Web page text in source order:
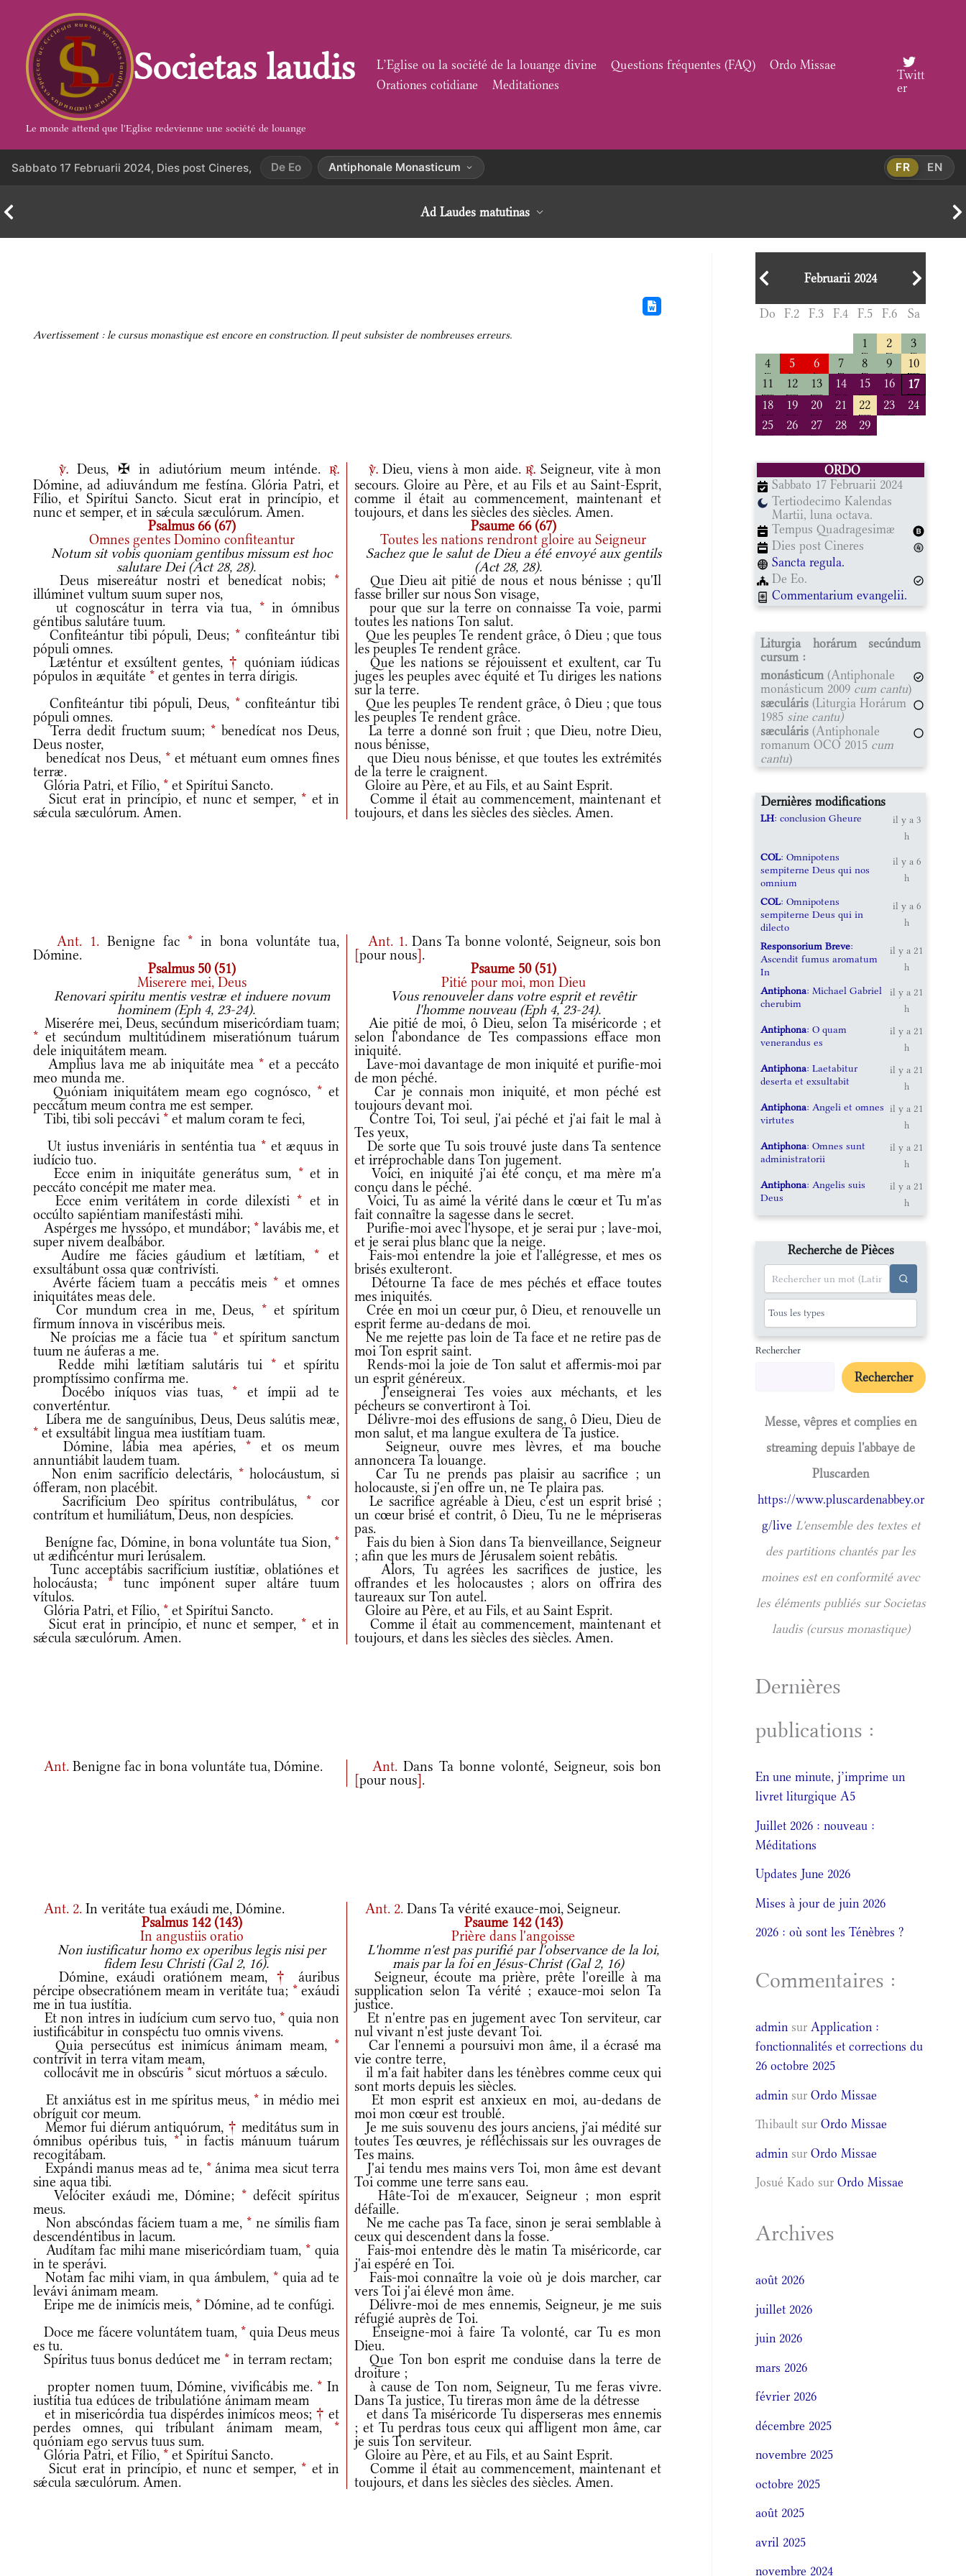
contenu
Societas laudis
Le monde attend que l'Eglise redevienne une société de louange
L’Eglise ou la société de la louange divine Questions fréquentes (FAQ)
Ordo Missae
Orationes cotidiane
Meditationes
Twitt
er
Sabbato 17 Februarii 2024, Dies post Cineres, De Eo Antiphonale Monasticum FR EN
Ad Laudes matutinas
Avertissement : le cursus monastique est encore en construction. Il peut subsister de nombreuses erreurs.
v. Deus, ✠ in adiutórium meum inténde.r.
Dómine, ad adiuvándum me festína. Glória Patri, et
Fílio, et Spirítui Sancto. Sicut erat in princípio, et
nunc et semper, et in sǽcula sæculórum. Amen.
v.Dieu, viens à mon aide.r. Seigneur, vite à mon
secours. Gloire au Père, et au Fils et au Saint-Esprit,
comme il était au commencement, maintenant et
toujours, et dans les siècles des siècles. Amen.
Psalmus 66 (67)
Psaume 66 (67)
Omnes gentes Domino confiteantur
Toutes les nations rendront gloire au Seigneur
Notum sit vobis quoniam gentibus missum est hoc
salutare Dei (Act 28, 28).
Sachez que le salut de Dieu a été envoyé aux gentils
(Act 28, 28).
Deus misereátur nostri et benedícat nobis; *
illúminet vultum suum super nos,
Que Dieu ait pitié de nous et nous bénisse ; qu'Il
fasse briller sur nous Son visage,
ut cognoscátur in terra via tua, *in ómnibus
géntibus salutáre tuum.
pour que sur la terre on connaisse Ta voie, parmi
toutes les nations Ton salut.
Confiteántur tibi pópuli, Deus; *confiteántur tibi
pópuli omnes.
Que les peuples Te rendent grâce, ô Dieu ; que tous
les peuples Te rendent grâce.
Læténtur et exsúltent gentes, † quóniam iúdicas
pópulos in æquitáte * et gentes in terra dírigis.
Que les nations se réjouissent et exultent, car Tu
juges les peuples avec équité et Tu diriges les nations
sur la terre.
Confiteántur tibi pópuli, Deus, *confiteántur tibi
pópuli omnes.
Que les peuples Te rendent grâce, ô Dieu ; que tous
les peuples Te rendent grâce.
Terra dedit fructum suum; * benedícat nos Deus,
Deus noster,
La terre a donné son fruit ; que Dieu, notre Dieu,
nous bénisse,
benedícat nos Deus, * et métuant eum omnes fines
terræ.
que Dieu nous bénisse, et que toutes les extrémités
de la terre le craignent.
Glória Patri, et Fílio, * et Spirítui Sancto.
Gloire au Père, et au Fils, et au Saint Esprit.
Sicut erat in princípio, et nunc et semper, * et in
sǽcula sæculórum. Amen.
Comme il était au commencement, maintenant et
toujours, et dans les siècles des siècles. Amen.
Ant. 1. Benigne fac * in bona voluntáte tua,
Dómine.
Ant. 1. Dans Ta bonne volonté, Seigneur, sois bon
[pour nous].
Psalmus 50 (51)
Psaume 50 (51)
Miserere mei, Deus
Pitié pour moi, mon Dieu
Renovari spiritu mentis vestræ et induere novum
hominem (Eph 4, 23-24).
Vous renouveler dans votre esprit et revêtir
l'homme nouveau (Eph 4, 23-24).
Miserére mei, Deus, secúndum misericórdiam tuam;
* et secúndum multitúdinem miseratiónum tuárum
dele iniquitátem meam.
Aie pitié de moi, ô Dieu, selon Ta miséricorde ; et
selon l'abondance de Tes compassions efface mon
iniquité.
Amplius lava me ab iniquitáte mea *et a peccáto
meo munda me.
Lave-moi davantage de mon iniquité et purifie-moi
de mon péché.
Quóniam iniquitátem meam ego cognósco, *et
peccátum meum contra me est semper.
Car je connais mon iniquité, et mon péché est
toujours devant moi.
Tibi, tibi soli peccávi * et malum coram te feci,
Contre Toi, Toi seul, j'ai péché et j'ai fait le mal à
Tes yeux,
Ut iustus inveniáris in senténtia tua * et æquus in
iudício tuo.
De sorte que Tu sois trouvé juste dans Ta sentence
et irréprochable dans Ton jugement.
Ecce enim in iniquitáte generátus sum, *et in
peccáto concépit me mater mea.
Voici, en iniquité j'ai été conçu, et ma mère m'a
conçu dans le péché.
Ecce enim veritátem in corde dilexísti * et in
occúlto sapiéntiam manifestásti mihi.
Voici, Tu as aimé la vérité dans le cœur et Tu m'as
fait connaître la sagesse dans le secret.
Aspérges me hyssópo, et mundábor; *lavábis me, et
super nivem dealbábor.
Purifie-moi avec l'hysope, et je serai pur ; lave-moi,
et je serai plus blanc que la neige.
Audíre me fácies gáudium et lætítiam, * et
exsultábunt ossa quæ contrivísti.
Fais-moi entendre la joie et l'allégresse, et mes os
brisés exulteront.
Avérte fáciem tuam a peccátis meis * et omnes
iniquitátes meas dele.
Détourne Ta face de mes péchés et efface toutes
mes iniquités.
Cor mundum crea in me, Deus, *et spíritum
fírmum ínnova in viscéribus meis.
Crée en moi un cœur pur, ô Dieu, et renouvelle un
esprit ferme au-dedans de moi.
Ne proícias me a fácie tua *et spíritum sanctum
tuum ne áuferas a me.
Ne me rejette pas loin de Ta face et ne retire pas de
moi Ton esprit saint.
Redde mihi lætítiam salutáris tui *et spíritu
promptíssimo confírma me.
Rends-moi la joie de Ton salut et affermis-moi par
un esprit généreux.
Docébo iníquos vias tuas, * et ímpii ad te
converténtur.
J'enseignerai Tes voies aux méchants, et les
pécheurs se convertiront à Toi.
Líbera me de sanguínibus, Deus, Deus salútis meæ,
* et exsultábit lingua mea iustítiam tuam.
Délivre-moi des effusions de sang, ô Dieu, Dieu de
mon salut, et ma langue exultera de Ta justice.
Dómine, lábia mea apéries, * et os meum
annuntiábit laudem tuam.
Seigneur, ouvre mes lèvres, et ma bouche
annoncera Ta louange.
Non enim sacrifício delectáris, *holocáustum, si
ófferam, non placébit.
Car Tu ne prends pas plaisir au sacrifice ; un
holocauste, si j'en offre un, ne Te plaira pas.
Sacrifícium Deo spíritus contribulátus, * cor
contrítum et humiliátum, Deus, non despícies.
Le sacrifice agréable à Dieu, c'est un esprit brisé ;
un cœur brisé et contrit, ô Dieu, Tu ne le mépriseras
pas.
Benígne fac, Dómine, in bona voluntáte tua Sion, *
ut ædificéntur muri Ierúsalem.
Fais du bien à Sion dans Ta bienveillance, Seigneur
; afin que les murs de Jérusalem soient rebâtis.
Tunc acceptábis sacrifícium iustítiæ, oblatiónes et
holocáusta; *tunc impónent super altáre tuum
vítulos.
Alors, Tu agrées les sacrifices de justice, les
offrandes et les holocaustes ; alors on offrira des
taureaux sur Ton autel.
Glória Patri, et Fílio, * et Spirítui Sancto.
Gloire au Père, et au Fils, et au Saint Esprit.
Sicut erat in princípio, et nunc et semper, * et in
sǽcula sæculórum. Amen.
Comme il était au commencement, maintenant et
toujours, et dans les siècles des siècles. Amen.
Ant. Benigne fac in bona voluntáte tua, Dómine. Ant.Dans Ta bonne volonté, Seigneur, sois bon
[pour nous].
Ant. 2. In veritáte tua exáudi me, Dómine. Ant. 2. Dans Ta vérité exauce-moi, Seigneur.
Psalmus 142 (143)
Psaume 142 (143)
In angustiis oratio
Prière dans l'angoisse
Non iustificatur homo ex operibus legis nisi per
fidem Iesu Christi (Gal 2, 16).
L'homme n'est pas purifié par l'observance de la loi,
mais par la foi en Jésus-Christ (Gal 2, 16)
Dómine, exáudi oratiónem meam, †
áuribus
pércipe obsecratiónem meam in veritáte tua; *exáudi
me in tua iustítia.
Seigneur, écoute ma prière, prête l'oreille à ma
supplication selon Ta vérité ; exauce-moi selon Ta
justice.
Et non intres in iudícium cum servo tuo, *quia non
iustificábitur in conspéctu tuo omnis vivens.
Et n'entre pas en jugement avec Ton serviteur, car
nul vivant n'est juste devant Toi.
Quia persecútus est inimícus ánimam meam, *
contrívit in terra vitam meam,
Car l'ennemi a poursuivi mon âme, il a écrasé ma
vie contre terre,
collocávit me in obscúris * sicut mórtuos a sǽculo.
il m'a fait habiter dans les ténèbres comme ceux qui
sont morts depuis les siècles.
Et anxiátus est in me spíritus meus, * in médio mei
obríguit cor meum.
Et mon esprit est anxieux en moi, au-dedans de
moi mon cœur est troublé.
Memor fui diérum antiquórum, † meditátus sum in
ómnibus opéribus tuis, *in factis mánuum tuárum
recogitábam.
Je me suis souvenu des jours anciens, j'ai médité sur
toutes Tes œuvres, je réfléchissais sur les ouvrages de
Tes mains.
Expándi manus meas ad te, *ánima mea sicut terra
sine aqua tibi.
J'ai tendu mes mains vers Toi, mon âme est devant
Toi comme une terre sans eau.
Velóciter exáudi me, Dómine; *defécit spíritus
meus.
Hâte-Toi de m'exaucer, Seigneur ; mon esprit
défaille.
Non abscóndas fáciem tuam a me, * ne símilis fiam
descendéntibus in lacum.
Ne me cache pas Ta face, sinon je serai semblable à
ceux qui descendent dans la fosse.
Audítam fac mihi mane misericórdiam tuam, * quia
in te sperávi.
Fais-moi entendre dès le matin Ta miséricorde, car
j'ai espéré en Toi.
Notam fac mihi viam, in qua ámbulem, *quia ad te
levávi ánimam meam.
Fais-moi connaître la voie où je dois marcher, car
vers Toi j'ai élevé mon âme.
Eripe me de inimícis meis, * Dómine, ad te confúgi.
Délivre-moi de mes ennemis, Seigneur, je me suis
réfugié auprès de Toi.
Doce me fácere voluntátem tuam, *quia Deus meus
es tu.
Enseigne-moi à faire Ta volonté, car Tu es mon
Dieu.
Spíritus tuus bonus dedúcet me * in terram rectam;
Que Ton bon esprit me conduise dans la terre de
droiture ;
propter nomen tuum, Dómine, vivificábis me. * In
iustítia tua edúces de tribulatióne ánimam meam
à cause de Ton nom, Seigneur, Tu me feras vivre.
Dans Ta justice, Tu tireras mon âme de la détresse
et in misericórdia tua dispérdes inimícos meos; † et
perdes omnes, qui tríbulant ánimam meam, *
quóniam ego servus tuus sum.
et dans Ta miséricorde Tu disperseras mes ennemis
; et Tu perdras tous ceux qui affligent mon âme, car
je suis Ton serviteur.
Glória Patri, et Fílio, * et Spirítui Sancto.
Gloire au Père, et au Fils, et au Saint Esprit.
Sicut erat in princípio, et nunc et semper, * et in
sǽcula sæculórum. Amen.
Comme il était au commencement, maintenant et
toujours, et dans les siècles des siècles. Amen.
Februarii 2024
Do F.2 F.3 F.4 F.5 F.6 Sa
1 2
3
4
5 6 7 8 9
10
11
12 13 14 15 16
17
18
19 20 21 22 23
24
25
26 27 28 29
ORDO
Sabbato 17 Februarii 2024
Tertiodecimo Kalendas
Martii, luna octava.
Tempus Quadragesimæ
Dies post Cineres
Sancta regula.
De Eo.
Commentarium evangelii.
Liturgia horárum secúndum
cursum :
monásticum (Antiphonale
monásticum 2009 cum cantu)
sæculáris (Liturgia Horárum
1985 sine cantu)
sæculáris (Antiphonale
romanum OCO 2015 cum
cantu)
Dernières modifications
LH: conclusion Gheure
il y a 3
h
COL: Omnipotens
sempiterne Deus qui nos
omnium
il y a 6
h
COL: Omnipotens
sempiterne Deus qui in
dilecto
il y a 6
h
Responsorium Breve:
Ascendit fumus aromatum
In
il y a 21
h
Antiphona: Michael Gabriel
cherubim
il y a 21
h
Antiphona: O quam
venerandus es
il y a 21
h
Antiphona: Laetabitur
deserta et exsultabit
il y a 21
h
Antiphona: Angeli et omnes
virtutes
il y a 21
h
Antiphona: Omnes sunt
administratorii
il y a 21
h
Antiphona: Angelis suis
Deus
il y a 21
h
Recherche de Pièces
Rechercher
Rechercher
Messe, vêpres et complies en
streaming depuis l'abbaye de
Pluscarden
https://www.pluscardenabbey.or
g/live L'ensemble des textes et
des partitions chantés par les
moines est en conformité avec
les éléments publiés sur Societas
laudis (cursus monastique)
Dernières
publications :
En une minute, j’imprime un
livret liturgique A5
Juillet 2026 : nouveau :
Méditations
Updates June 2026
Mises à jour de juin 2026
2026 : où sont les Ténèbres ?
Commentaires :
admin surApplication :
fonctionnalités et corrections du
26 octobre 2025
admin surOrdo Missae
Thibault surOrdo Missae
admin surOrdo Missae
Josué Kado surOrdo Missae
Archives
août 2026
juillet 2026
juin 2026
mars 2026
février 2026
décembre 2025
novembre 2025
octobre 2025
août 2025
avril 2025
novembre 2024